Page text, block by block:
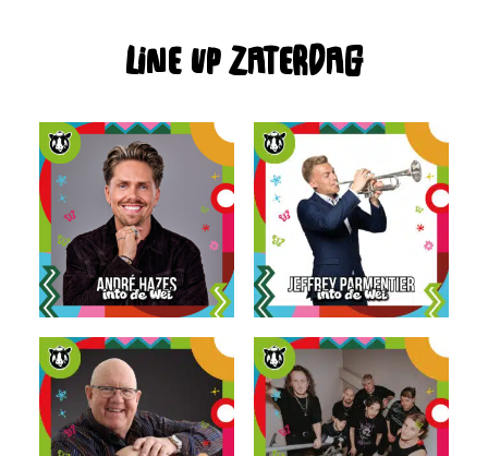
Line up Zaterdag